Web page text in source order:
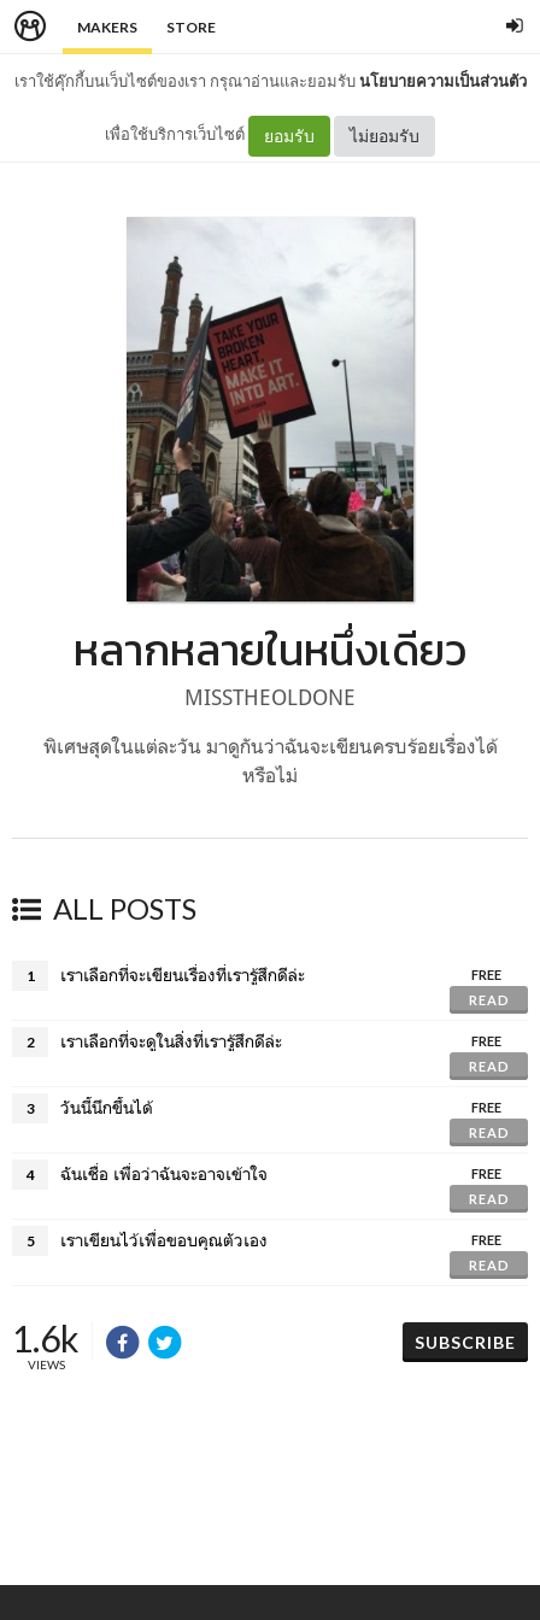
MAKERS STORE
เราใช้คุ๊กกี้บนเว็บไซต์ของเรา กรุณาอ่านและยอมรับนโยบายความเป็นส่วนตัว
เพื่อใช้บริการเว็บไซต์ ยอมรับ ไม่ยอมรับ
หลากหลายในหนึ่งเดียว
MISSTHEOLDONE
พิเศษสุดในแต่ละวัน มาดูกันว่าฉันจะเขียนครบร้อยเรื่องได้
หรือไม่
ALL POSTS
1 เราเลือกที่จะเขียนเรื่องที่เรารู้สึกดีล่ะ
FREE
READ
2 เราเลือกที่จะดูในสิ่งที่เรารู้สึกดีล่ะ
FREE
READ
3 วันนี้นึกขึ้นได้
FREE
READ
4 ฉันเชื่อ เพื่อว่าฉันจะอาจเข้าใจ
FREE
READ
5 เราเขียนไว้เพื่อขอบคุณตัวเอง
FREE
READ
1.6k
VIEWS
SUBSCRIBE